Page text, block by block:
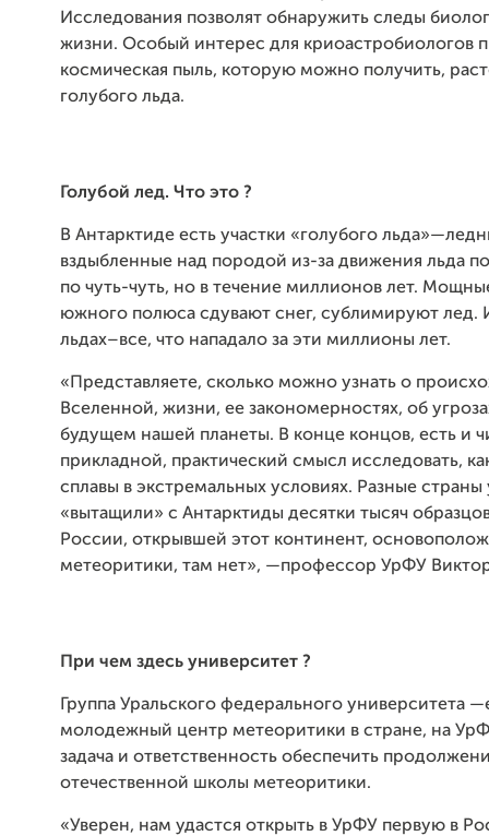
Исследования позволят обнаружить следы
жизни. Особый интерес для криоастробиологов
космическая пыль, которую можно получить,
голубого льда.
Голубой лед. Что это ?
В Антарктиде есть участки «голубого
вздыбленные над породой из-за движения льда
по чуть-чуть, но в течение миллионов лет.
южного полюса сдувают снег, сублимируют лед.
льдах–все, что нападало за эти миллионы лет.
«Представляете, сколько можно узнать о
Вселенной, жизни, ее закономерностях, об
будущем нашей планеты. В конце концов, есть и
прикладной, практический смысл исследовать,
сплавы в экстремальных условиях. Разные страны
«вытащили» с Антарктиды десятки тысяч
России, открывшей этот континент,
метеоритики, там нет», —профессор УрФУ
При чем здесь университет ?
Группа Уральского федерального университета
молодежный центр метеоритики в стране, на
задача и ответственность обеспечить
отечественной школы метеоритики.
«Уверен, нам удастся открыть в УрФУ первую в